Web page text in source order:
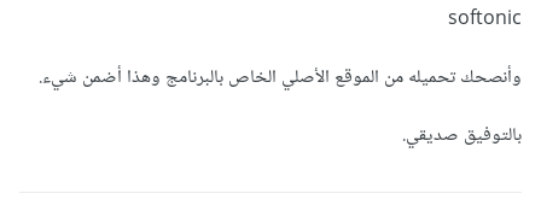
softonic
وأنصحك تحميله من الموقع الأصلي الخاص بالبرنامج وهذا أضمن شيء.
بالتوفيق صديقي.